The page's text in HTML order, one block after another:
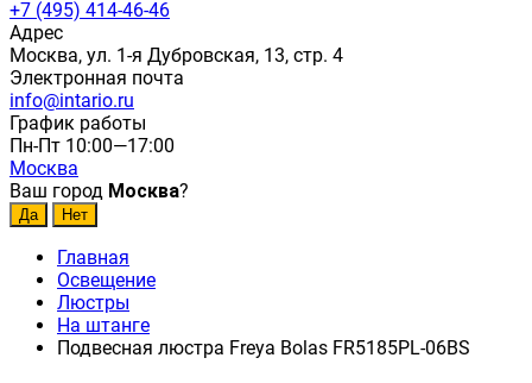
+7 (495) 414-46-46
Адрес
Москва, ул. 1-я Дубровская, 13, стр. 4
Электронная почта
info@intario.ru
График работы
Пн-Пт 10:00—17:00
Москва
Ваш город Москва?
Главная
Освещение
Люстры
На штанге
Подвесная люстра Freya Bolas FR5185PL-06BS